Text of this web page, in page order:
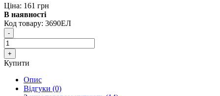
Ціна: 161 грн
В наявності
Код товару: 3690ЕЛ
Купити
Опис
Відгуки (0)